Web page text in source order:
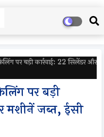
पर बड़ी कार्रवाई: 22 सिलेंडर और
पर बड़ी
मशीनें जब्त, ईसी